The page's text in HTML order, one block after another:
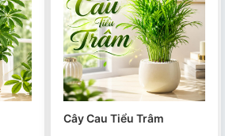
Cây Cau Tiểu Trâm